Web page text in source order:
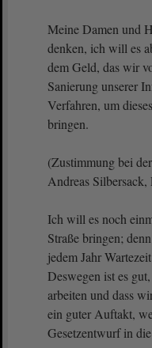
Meine Damen und
denken, ich will es
dem Geld, das wir
Sanierung unserer
Verfahren, um
bringen.
(Zustimmung bei
Andreas
Ich will es noch
Straße bringen;
jedem Jahr
Deswegen ist es
arbeiten und dass
ein guter Auftakt,
Gesetzentwurf in